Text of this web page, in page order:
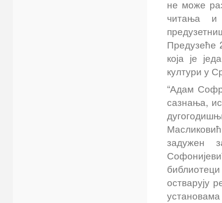
не може
читања
Предузеће
која је
култури у
“Адам
сазнања,
задужен
остварују
установама